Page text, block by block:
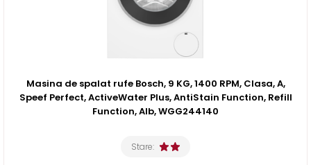
Masina de spalat rufe Bosch, 9 KG, 1400 RPM, Clasa, A,
Speef Perfect, ActiveWater Plus, AntiStain Function, Refill
Function, Alb, WGG244140
Stare: